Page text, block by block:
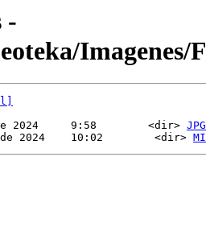
-
Imagenes/
2024     9:58        <dir> JPG
de 2024    10:02        <dir>